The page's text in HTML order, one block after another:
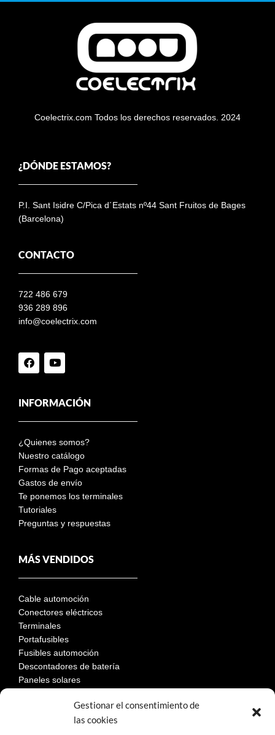
Gestionar el consentimiento de
las cookies
Coelectrix.com Todos los derechos reservados. 2024
¿DÓNDE ESTAMOS?
P.I. Sant Isidre C/Pica d´Estats nº44 Sant Fruitos de Bages
(Barcelona)
CONTACTO
722 486 679
936 289 896
info@coelectrix.com
INFORMACIÓN
¿Quienes somos?
Nuestro catálogo
Formas de Pago aceptadas
Gastos de envío
Te ponemos los terminales
Tutoriales
Preguntas y respuestas
MÁS VENDIDOS
Cable automoción
Conectores eléctricos
Terminales
Portafusibles
Fusibles automoción
Descontadores de batería
Paneles solares